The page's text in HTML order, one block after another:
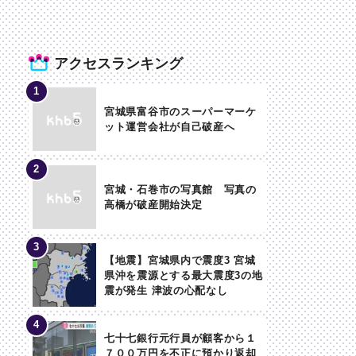
アクセスランキング
宮城県富谷市のスーパーマーケ
ット運営会社が自己破産へ
宮城・石巻市の写真館 写真の
高橋が破産開始決定
【地震】宮城県内で震度3 宮城
県沖を震源とする最大震度3の地
震が発生 津波の心配なし
七十七銀行元行員が顧客から１
７００万円を不正に預かり返却